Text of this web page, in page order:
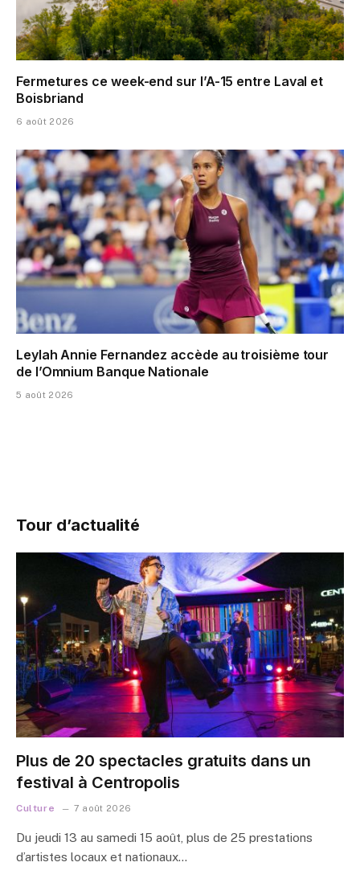
Fermetures ce week-end sur l’A-15 entre Laval et
Boisbriand
6 août 2026
Leylah Annie Fernandez accède au troisième tour
de l’Omnium Banque Nationale
5 août 2026
Tour d’actualité
Plus de 20 spectacles gratuits dans un
festival à Centropolis
Culture 7 août 2026
Du jeudi 13 au samedi 15 août, plus de 25 prestations
d’artistes locaux et nationaux…